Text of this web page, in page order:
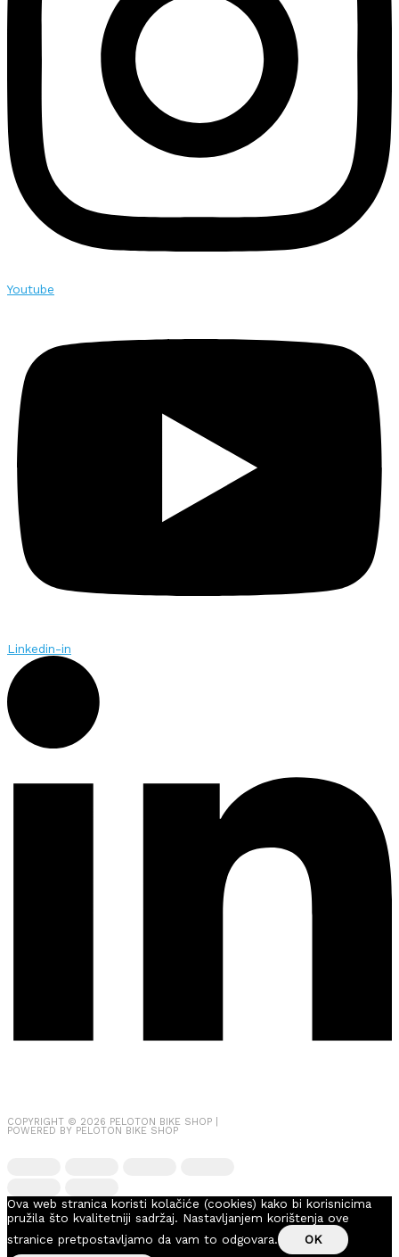
Youtube
Linkedin-in
COPYRIGHT © 2026 PELOTON BIKE SHOP
POWERED BY PELOTON BIKE SHOP
Ova web stranica koristi kolačiće (cookies) kako bi korisnicima
pružila što kvalitetniji sadržaj. Nastavljanjem korištenja ove
stranice pretpostavljamo da vam to odgovara.
OK